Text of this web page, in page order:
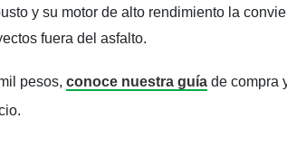
y su motor de alto rendimiento la
fuera del asfalto.
pesos, conoce nuestra guía de compra